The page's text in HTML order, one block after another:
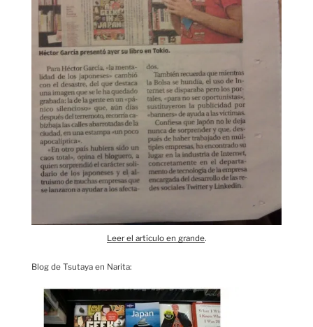
Leer el artículo en grande.
Blog de Tsutaya en Narita: